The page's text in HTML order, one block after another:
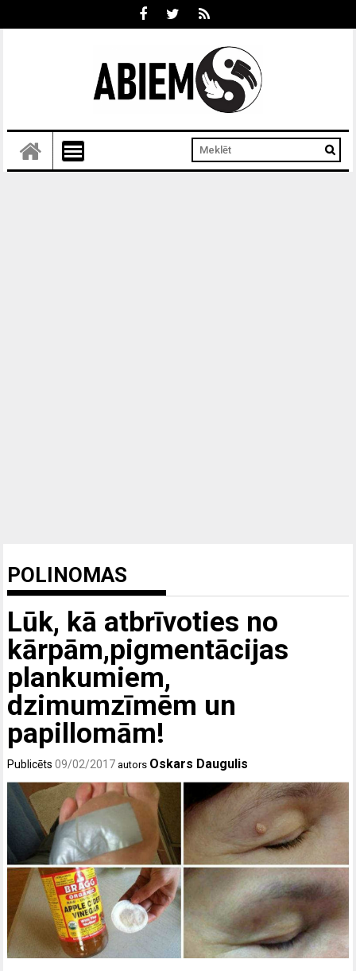
POLINOMAS
Lūk, kā atbrīvoties no
kārpām,pigmentācijas
plankumiem,
dzimumzīmēm un
papillomām!
Publicēts09/02/2017 autors Oskars Daugulis